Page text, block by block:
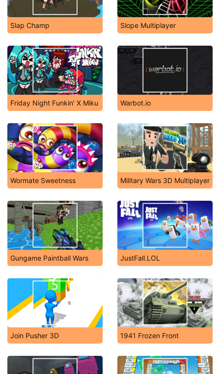
Slap Champ Slope Multiplayer
Friday Night Funkin' X Miku Warbot.io
Wormate Sweetness Military Wars 3D Multiplayer
Gungame Paintball Wars JustFall.LOL
Join Pusher 3D 1941 Frozen Front